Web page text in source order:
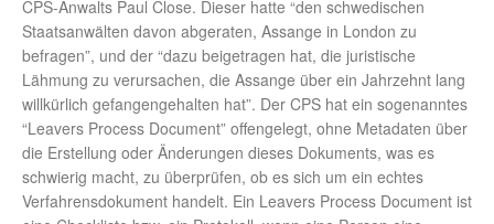
CPS-Anwalts Paul Close. Dieser hatte “den schwedischen
Staatsanwälten davon abgeraten, Assange in London zu
befragen”, und der “dazu beigetragen hat, die juristische
Lähmung zu verursachen, die Assange über ein Jahrzehnt lang
willkürlich gefangengehalten hat”. Der CPS hat ein sogenanntes
“Leavers Process Document” offengelegt, ohne Metadaten über
die Erstellung oder Änderungen dieses Dokuments, was es
schwierig macht, zu überprüfen, ob es sich um ein echtes
Verfahrensdokument handelt. Ein Leavers Process Document ist